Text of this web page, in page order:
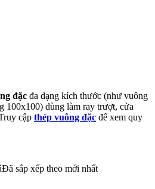
đặc đa dạng kích thước (như vuông
100x100) dùng làm ray trượt, cửa
cập thép vuông đặc để xem quy
Đã sắp xếp theo mới nhất